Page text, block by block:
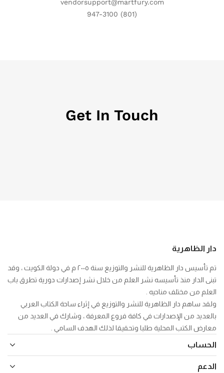
vendorsupport@martfury.com
(801) 947-3100
Get In Touch
دار الظاهرية
تم تأسيس دار الظاهرية للنشر والتوزيع سنة ٢٠٠٥ م في دولة الكويت ، وقد
تبنى الدار منذ تأسيسه نشر العلم من خلال نشر إصدارات دورية تطرق باب
العلم من مختلف مناحيه .
ولقد ساهم دار الظاهرية للنشر والتوزيع في إثراء ساحة الكتاب العربي
بالعديد من الإصدارات في كافة فروع المعرفة ، وشارك في العديد من
معارض الكتب المحلية طلبا وتحقيقا لذلك الهدف السامي .
الحساب
الدعم